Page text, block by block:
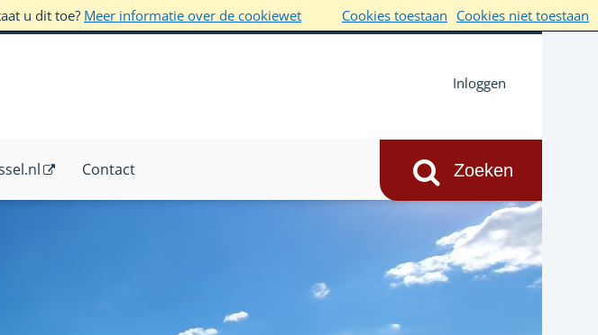
u dit toe? Meer informatie over de cookiewet Cookies toestaan Cookies niet toestaan
Inloggen
Contact